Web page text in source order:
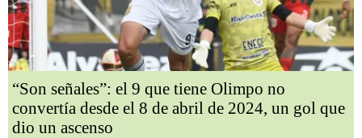
“Son señales”: el 9 que tiene Olimpo no
convertía desde el 8 de abril de 2024, un gol que
dio un ascenso